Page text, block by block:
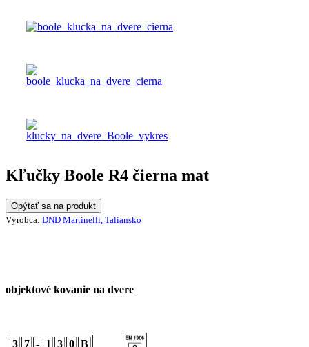
Kľučky Boole R4 čierna mat
Opýtať sa na produkt
Výrobca: DND Martinelli, Taliansko
objektové kovanie na dvere
3 7 - 1 3 0 B